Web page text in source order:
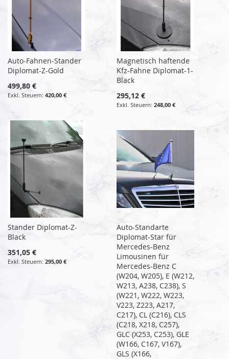
Auto-Fahnen-Stander
Diplomat-Z-Gold
499,80 €
420,00 €
Magnetisch haftende
Kfz-Fahne Diplomat-1-
Black
295,12 €
248,00 €
Stander Diplomat-Z-
Black
351,05 €
295,00 €
Auto-Standarte
Diplomat-Star für
Mercedes-Benz
Limousinen für
Mercedes-Benz C
(W204, W205), E (W212,
W213, A238, C238), S
(W221, W222, W223,
V223, Z223, A217,
C217), CL (C216), CLS
(C218, X218, C257),
GLC (X253, C253), GLE
(W166, C167, V167),
GLS (X166,